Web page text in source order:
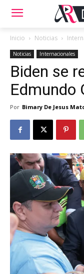
Inicio Noticias
Noticias Internacionales
Biden se
Edmundo
Por Bimary De Jesus